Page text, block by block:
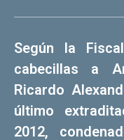
Según la
cabecillas a
Ricardo
último
2012,